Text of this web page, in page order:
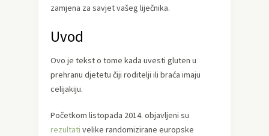
zamjena za savjet vašeg liječnika.
Uvod
Ovo je tekst o tome kada uvesti gluten u
prehranu djetetu čiji roditelji ili braća imaju
celijakiju.
Početkom listopada 2014. objavljeni su
rezultati velike randomizirane europske